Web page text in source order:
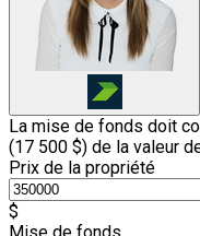
La mise de fonds doit
(17 500 $) de la valeur
Prix de la propriété
$